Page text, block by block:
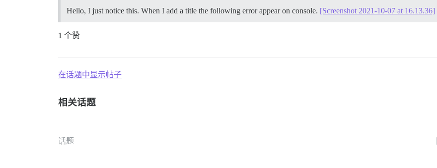
Hello, I just notice this. When I add a title the following error appear on console. [Screenshot 2021-10-07 at 16.13.36]
1 个赞
在话题中显示帖子
相关话题
话题